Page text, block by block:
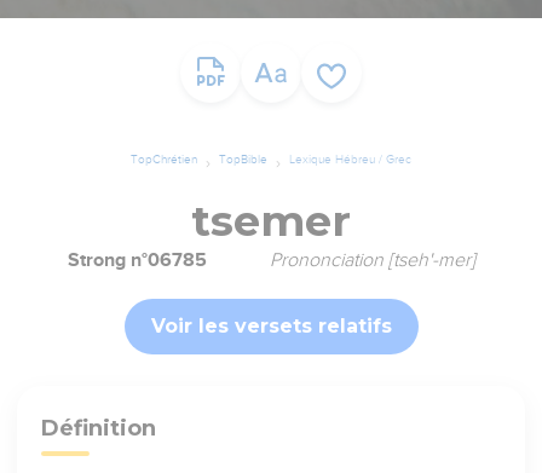
TopChrétien TopBible Lexique Hébreu / Grec
tsemer
Strong n°06785 Prononciation [tseh'-mer]
Voir les versets relatifs
Définition